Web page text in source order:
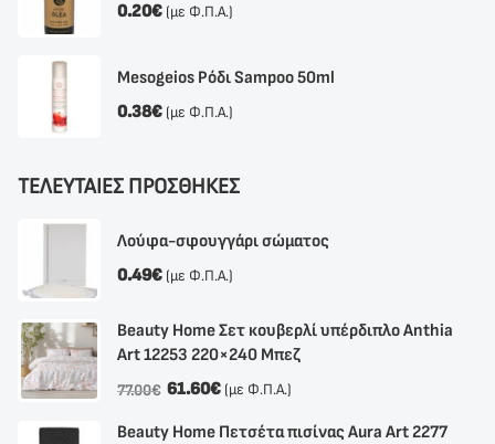
0.20€ (με Φ.Π.Α.)
Mesogeios Ρόδι Sampoo 50ml
0.38€ (με Φ.Π.Α.)
ΤΕΛΕΥΤΑΙΕΣ ΠΡΟΣΘΗΚΕΣ
Λούφα-σφουγγάρι σώματος
0.49€ (με Φ.Π.Α.)
Beauty Home Σετ κουβερλί υπέρδιπλο Anthia
Αrt 12253 220×240 Μπεζ
77.00€ 61.60€ (με Φ.Π.Α.)
Beauty Home Πετσέτα πισίνας Aura Art 2277